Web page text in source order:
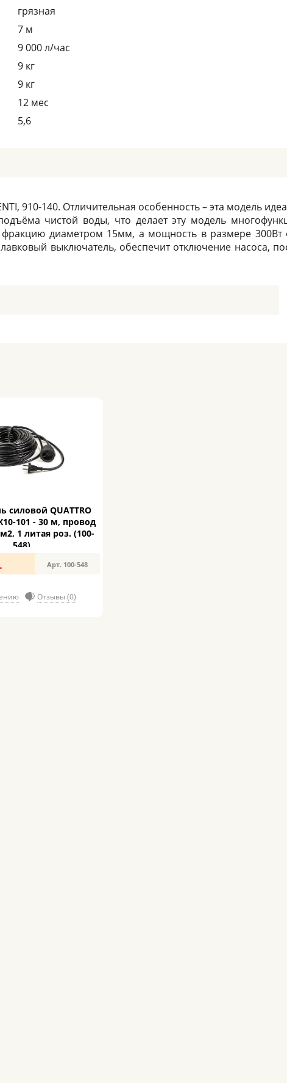
грязная
7 м
9 000 л/час
9 кг
9 кг
12 мес
5,6
910-140. Отличительная особенность – эта модель
чистой воды, что делает эту модель
фракцию диаметром 15мм, а мощность в размере
выключатель, обеспечит отключение насоса,
силовой QUATTRO
101 - 30 м, провод
1 литая роз. (100-
548)
Арт. 100-548
Отзывы (0)